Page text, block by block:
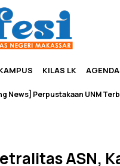
KILAS LK
Perpustakaan UNM Terbakar
ASN,